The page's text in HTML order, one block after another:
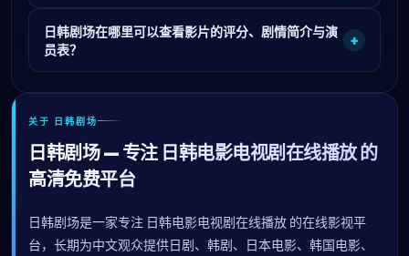
日韩剧场在哪里可以查看影片的评分、剧情简介与演
员表？
+
关于 日韩剧场
日韩剧场 — 专注 日韩电影电视剧在线播放 的
高清免费平台
日韩剧场是一家专注 日韩电影电视剧在线播放 的在线影视平
台，长期为中文观众提供日剧、韩剧、日本电影、韩国电影、